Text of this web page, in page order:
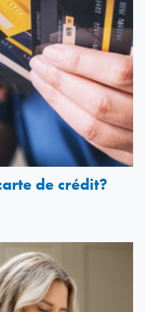
de crédit?